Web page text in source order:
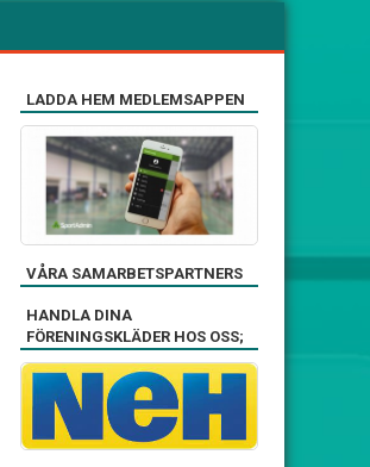
LADDA HEM MEDLEMSAPPEN
VÅRA SAMARBETSPARTNERS
HANDLA DINA
FÖRENINGSKLÄDER HOS OSS;